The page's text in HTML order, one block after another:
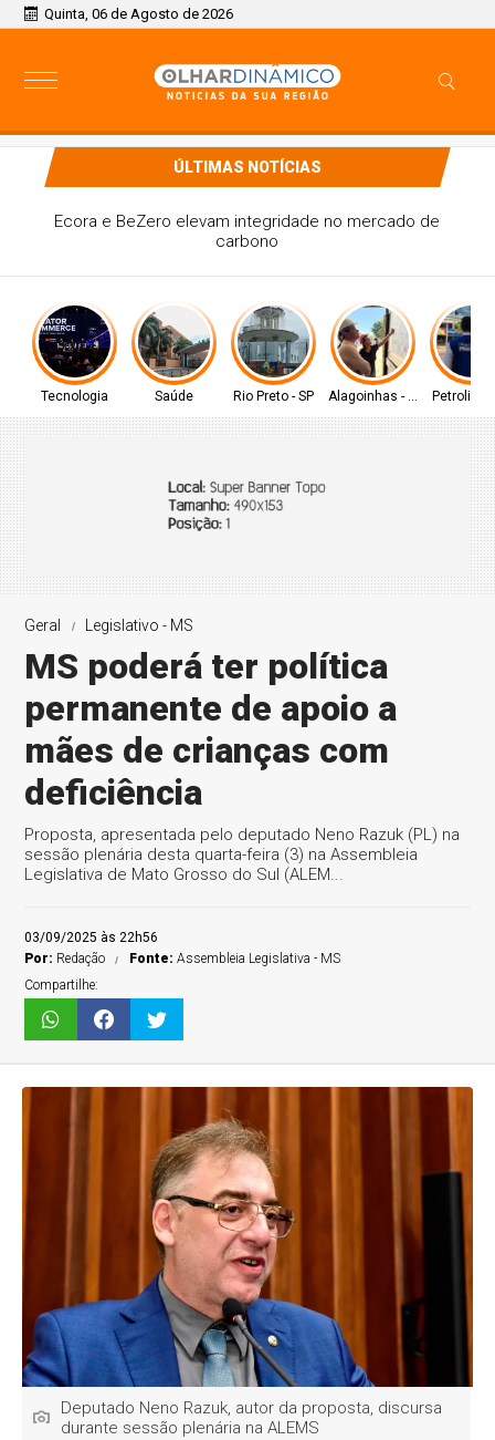
Quinta, 06 de Agosto de 2026
ÚLTIMAS NOTÍCIAS
Grupo Cyrela é reconhecido como Empresa Pró-Ética
2025-2026
Tecnologia Saúde Rio Preto - SP Alagoinhas - BA Petrolina -
Geral Legislativo - MS
MS poderá ter política
permanente de apoio a
mães de crianças com
deficiência
Proposta, apresentada pelo deputado Neno Razuk (PL) na
sessão plenária desta quarta-feira (3) na Assembleia
Legislativa de Mato Grosso do Sul (ALEM...
03/09/2025 às 22h56
Por: Redação Fonte:Assembleia Legislativa - MS
Compartilhe:
Deputado Neno Razuk, autor da proposta, discursa
durante sessão plenária na ALEMS